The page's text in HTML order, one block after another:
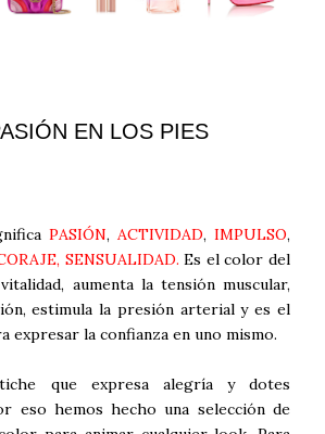
EN LOS PIES
PASIÓN, ACTIVIDAD,IMPULSO,
SENSUALIDAD.Es el color del
aumenta la tensión muscular,
estimula la presión arterial y es el
expresar la confianza en uno mismo.
que expresa alegría y dotes
eso hemos hecho una selección de